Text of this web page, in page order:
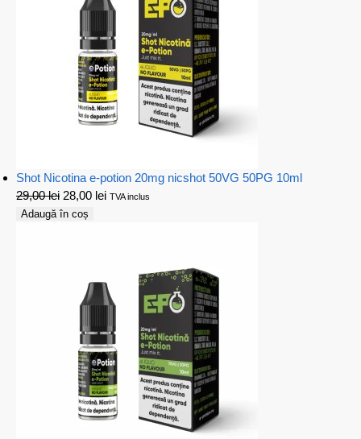
Shot Nicotina e-potion 20mg nicshot 50VG 50PG 10ml
29,00lei 28,00 lei TVA inclus
Adaugă în coș